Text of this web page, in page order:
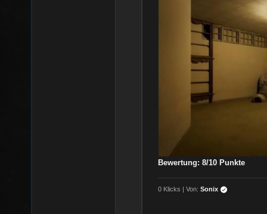
Bewertung: 8/10 Punkte
0 Klicks | Von:Sonix